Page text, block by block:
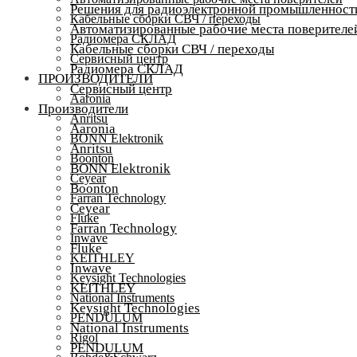
Кабельные сборки СВЧ / переходы
Радиомера СКЛАД
Сервисный центр
ПРОИЗВОДИТЕЛИ
Aaronia
Anritsu
BONN Elektronik
Boonton
Ceyear
Farran Technology
Fluke
Inwave
KEITHLEY
Keysight Technologies
National Instruments
PENDULUM
Rigol
Решения для радиоэлектронной
Автоматизированные рабочие места
Кабельные сборки СВЧ / переходы
Радиомера СКЛАД
Сервисный центр
Производители
Aaronia
Anritsu
BONN Elektronik
Boonton
Ceyear
Farran Technology
Fluke
Inwave
KEITHLEY
Keysight Technologies
National Instruments
PENDULUM